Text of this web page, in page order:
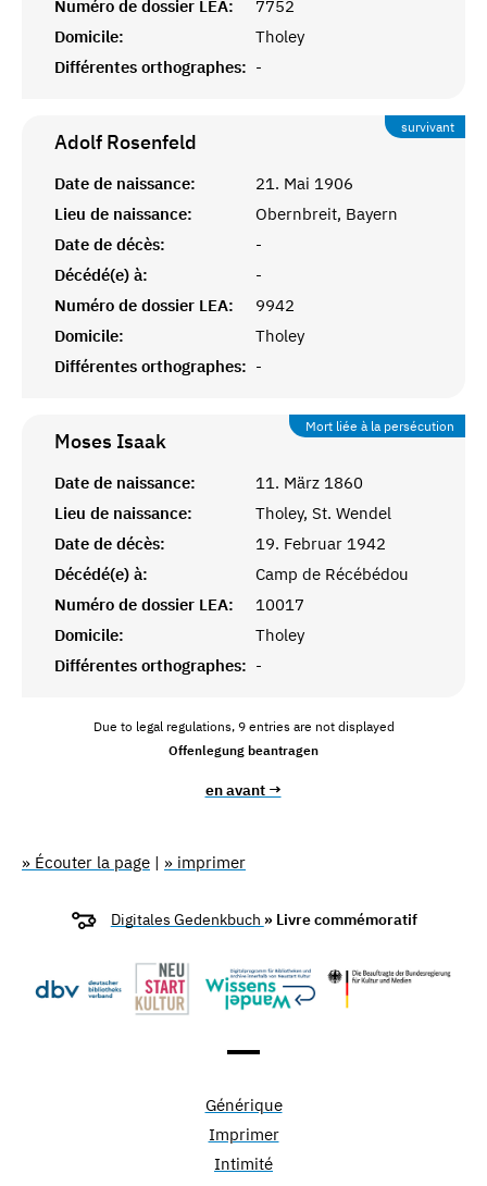
Numéro de dossier LEA:
7752
Domicile:
Tholey
Différentes orthographes: -
survivant
Adolf Rosenfeld
Date de naissance:
21. Mai 1906
Lieu de naissance:
Obernbreit, Bayern
Date de décès:
-
Décédé(e) à:
-
Numéro de dossier LEA:
9942
Domicile:
Tholey
Différentes orthographes: -
Mort liée à la persécution
Moses Isaak
Date de naissance:
11. März 1860
Lieu de naissance:
Tholey, St. Wendel
Date de décès:
19. Februar 1942
Décédé(e) à:
Camp de Récébédou
Numéro de dossier LEA:
10017
Domicile:
Tholey
Différentes orthographes: -
Due to legal regulations, 9 entries are not displayed
Offenlegung beantragen
en avant →
» Écouter la page | » imprimer
Digitales Gedenkbuch » Livre commémoratif
Générique
Imprimer
Intimité